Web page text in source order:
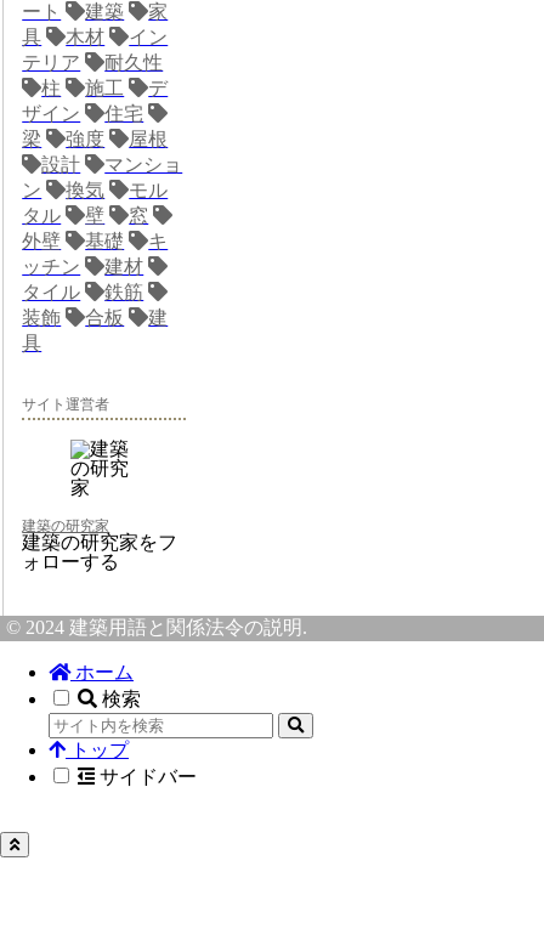
ート
建築
家
具
木材
イン
テリア
耐久性
柱
施工
デ
ザイン
住宅
梁
強度
屋根
設計
マンショ
ン
換気
モル
タル
壁
窓
外壁
基礎
キ
ッチン
建材
タイル
鉄筋
装飾
合板
建
具
サイト運営者
建築の研究家
建築の研究家をフ
ォローする
© 2024 建築用語と関係法令の説明.
ホーム
検索
トップ
サイドバー